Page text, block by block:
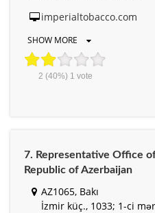
imperialtobacco.com
SHOW MORE
2 (40%) 1 vote
7. Representative Office of
Republic of Azerbaijan
AZ1065, Bakı
İzmir küç., 1033; 1-ci